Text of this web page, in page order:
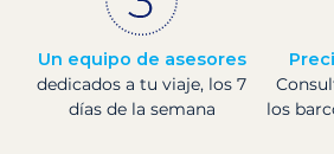
Un equipo de asesores
dedicados a tu viaje, los 7
días de la semana
los